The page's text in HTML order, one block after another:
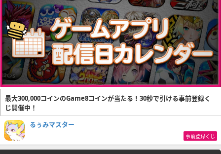
最大300,000コインのGame8コインが当たる！30秒で引ける事前登録く
じ開催中！
るぅみマスター
事前登録くじ